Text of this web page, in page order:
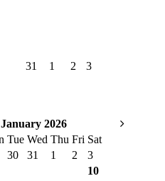
31 1 2 3
January 2026
Tue Wed Thu Fri Sat
30 31 1 2 3
10